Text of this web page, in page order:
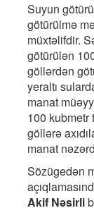
Suyun
götürülmə
müxtəlifdir.
götürülən
göllərdən
yeraltı
manat
100 kubmetr
göllərə
manat
Sözügedən
Akif Nəsirli